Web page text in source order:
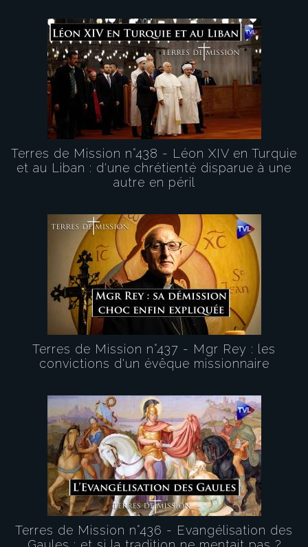
Terres de Mission n°438 - Léon XIV en Turquie
et au Liban : d'une chrétienté disparue à une
autre en péril
Terres de Mission n°437 - Mgr Rey : les
convictions d'un évêque missionnaire
Terres de Mission n°436 - Evangélisation des